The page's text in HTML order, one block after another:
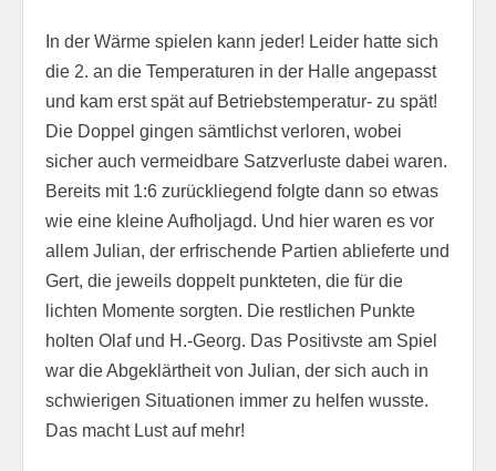
In der Wärme spielen kann jeder! Leider hatte sich
die 2. an die Temperaturen in der Halle angepasst
und kam erst spät auf Betriebstemperatur- zu spät!
Die Doppel gingen sämtlichst verloren, wobei
sicher auch vermeidbare Satzverluste dabei waren.
Bereits mit 1:6 zurückliegend folgte dann so etwas
wie eine kleine Aufholjagd. Und hier waren es vor
allem Julian, der erfrischende Partien ablieferte und
Gert, die jeweils doppelt punkteten, die für die
lichten Momente sorgten. Die restlichen Punkte
holten Olaf und H.-Georg. Das Positivste am Spiel
war die Abgeklärtheit von Julian, der sich auch in
schwierigen Situationen immer zu helfen wusste.
Das macht Lust auf mehr!